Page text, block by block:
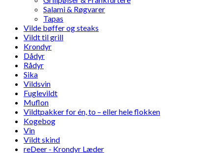
Salami & Røgvarer
Tapas
Vilde bøffer og steaks
Vildt til grill
Krondyr
Dådyr
Rådyr
Sika
Vildsvin
Fuglevildt
Muflon
Vildtpakker for én, to – eller hele flokken
Kogebog
Vin
Vildt skind
reDeer - Krondyr Læder